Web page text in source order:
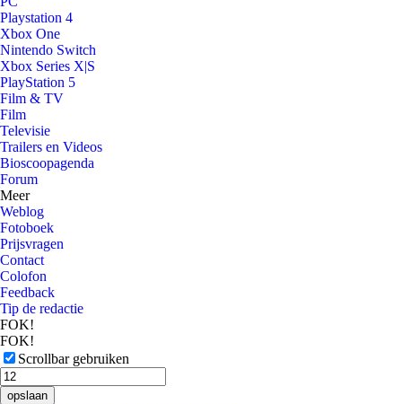
Playstation 4
Xbox One
Nintendo Switch
Xbox Series X|S
PlayStation 5
Film & TV
Film
Televisie
Trailers en Videos
Bioscoopagenda
Forum
Meer
Weblog
Fotoboek
Prijsvragen
Contact
Colofon
Feedback
Tip de redactie
FOK!
FOK!
Scrollbar gebruiken
opslaan